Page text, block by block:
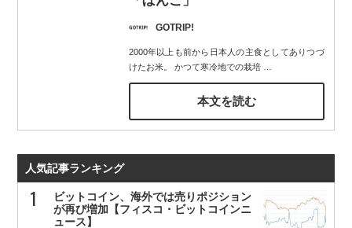
GOTRIP!
2000年以上も前から日本人の主食としてありつづ
けたお米。 かつて寒冷地での栽培…
本文を読む
人気記事ランキング
ビットコイン、海外では売りポジション
が再び増加【フィスコ・ビットコインニ
ュース】